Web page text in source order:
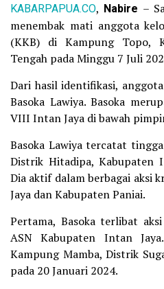
KABARPAPUA.CO, Nabire –
menembak mati anggota
(KKB) di Kampung Topo,
Tengah pada Minggu 7 Juli
Dari hasil identifikasi,
Basoka Lawiya. Basoka
VIII Intan Jaya di bawah
Basoka Lawiya tercatat
Distrik Hitadipa, Kabupaten
Dia aktif dalam berbagai aksi
Jaya dan Kabupaten Paniai.
Pertama, Basoka terlibat
ASN Kabupaten Intan
Kampung Mamba, Distrik
pada 20 Januari 2024.